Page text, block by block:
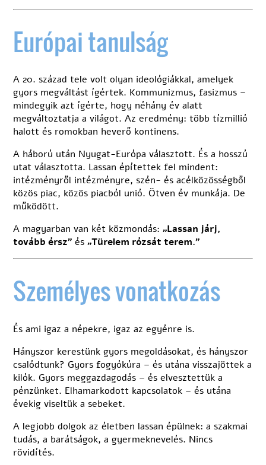
Európai tanulság
A 20. század tele volt olyan ideológiákkal, amelyek
gyors megváltást ígértek. Kommunizmus, fasizmus –
mindegyik azt ígérte, hogy néhány év alatt
megváltoztatja a világot. Az eredmény: több tízmillió
halott és romokban heverő kontinens.
A háború után Nyugat-Európa választott. És a hosszú
utat választotta. Lassan építettek fel mindent:
intézményről intézményre, szén- és acélközösségből
közös piac, közös piacból unió. Ötven év munkája. De
működött.
A magyarban van két közmondás:„Lassan járj,
tovább érsz” és„Türelem rózsát terem.”
Személyes vonatkozás
És ami igaz a népekre, igaz az egyénre is.
Hányszor kerestünk gyors megoldásokat, és hányszor
csalódtunk? Gyors fogyókúra – és utána visszajöttek a
kilók. Gyors meggazdagodás – és elvesztettük a
pénzünket. Elhamarkodott kapcsolatok – és utána
évekig viseltük a sebeket.
A legjobb dolgok az életben lassan épülnek: a szakmai
tudás, a barátságok, a gyermeknevelés. Nincs
rövidítés.